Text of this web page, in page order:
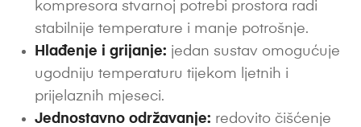
kompresora stvarnoj potrebi prostora radi
stabilnije temperature i manje potrošnje.
Hlađenje i grijanje: jedan sustav omogućuje
ugodniju temperaturu tijekom ljetnih i
prijelaznih mjeseci.
Jednostavno održavanje: redovito čišćenje